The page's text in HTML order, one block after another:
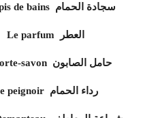
Le tapis de bains سجادة الحمام
Le parfum العطر
Le porte-savon حامل الصابون
Le peignoir رداء الحمام